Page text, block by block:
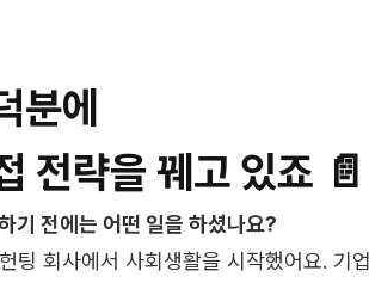
분에
전략을 꿰고 있죠 📄
기 전에는 어떤 일을 하셨나요?
팅 회사에서 사회생활을 시작했어요.